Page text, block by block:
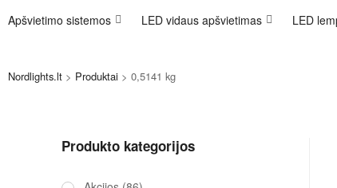
Apšvietimo sistemos LED vidaus apšvietimas LED
Nordlights.lt > Produktai > 0,5141 kg
Produkto kategorijos